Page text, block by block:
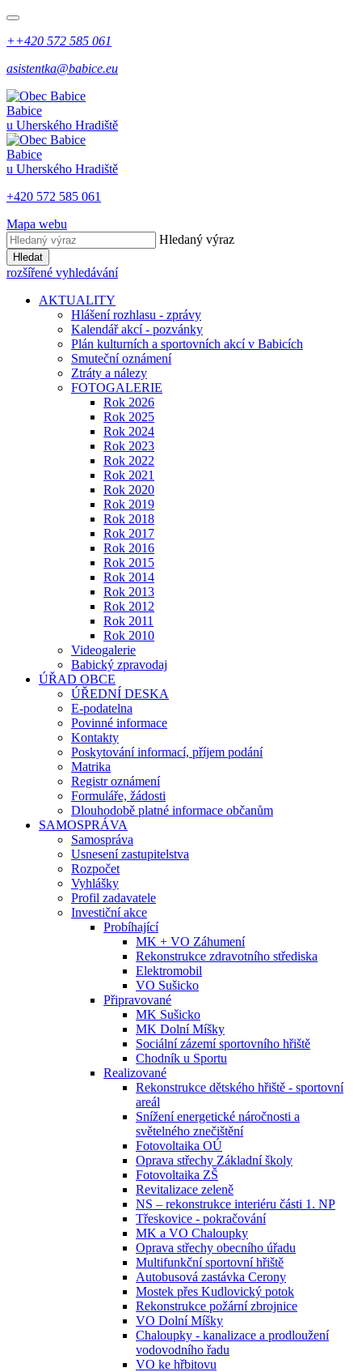
++420 572 585 061
asistentka@babice.eu
Babice
u Uherského Hradiště
Babice
u Uherského Hradiště
+420 572 585 061
Mapa webu
Hledaný výraz
Hledat
rozšířené vyhledávání
AKTUALITY
Hlášení rozhlasu - zprávy
Kalendář akcí - pozvánky
Plán kulturních a sportovních akcí v Babicích
Smuteční oznámení
Ztráty a nálezy
FOTOGALERIE
Rok 2026
Rok 2025
Rok 2024
Rok 2023
Rok 2022
Rok 2021
Rok 2020
Rok 2019
Rok 2018
Rok 2017
Rok 2016
Rok 2015
Rok 2014
Rok 2013
Rok 2012
Rok 2011
Rok 2010
Videogalerie
Babický zpravodaj
ÚŘAD OBCE
ÚŘEDNÍ DESKA
E-podatelna
Povinné informace
Kontakty
Poskytování informací, příjem podání
Matrika
Registr oznámení
Formuláře, žádosti
Dlouhodobě platné informace občanům
SAMOSPRÁVA
Samospráva
Usnesení zastupitelstva
Rozpočet
Vyhlášky
Profil zadavatele
Investiční akce
Probíhající
MK + VO Záhumení
Rekonstrukce zdravotního střediska
Elektromobil
VO Sušicko
Připravované
MK Sušicko
MK Dolní Míšky
Sociální zázemí sportovního hřiště
Chodník u Sportu
Realizované
Rekonstrukce dětského hřiště - sportovní
areál
Snížení energetické náročnosti a
světelného znečištění
Fotovoltaika OÚ
Oprava střechy Základní školy
Fotovoltaika ZŠ
Revitalizace zeleně
NS – rekonstrukce interiéru části 1. NP
Třeskovice - pokračování
MK a VO Chaloupky
Oprava střechy obecního úřadu
Multifunkční sportovní hřiště
Autobusová zastávka Cerony
Mostek přes Kudlovický potok
Rekonstrukce požární zbrojnice
VO Dolní Míšky
Chaloupky - kanalizace a prodloužení
vodovodního řadu
VO ke hřbitovu